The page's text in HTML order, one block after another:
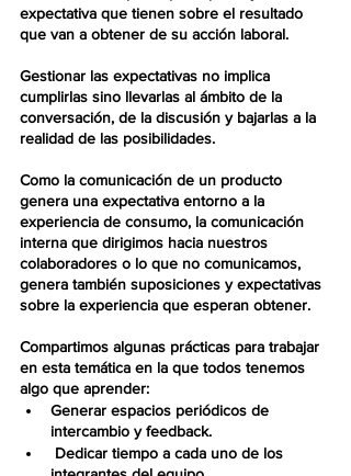
expectativa que tienen sobre el resultado
que van a obtener de su acción laboral.
Gestionar las expectativas no implica
cumplirlas sino llevarlas al ámbito de la
conversación, de la discusión y bajarlas a la
realidad de las posibilidades.
Como la comunicación de un producto
genera una expectativa entorno a la
experiencia de consumo, la comunicación
interna que dirigimos hacia nuestros
colaboradores o lo que no comunicamos,
genera también suposiciones y expectativas
sobre la experiencia que esperan obtener.
Compartimos algunas prácticas para trabajar
en esta temática en la que todos tenemos
algo que aprender:
Generar espacios periódicos de
intercambio y feedback.
Dedicar tiempo a cada uno de los